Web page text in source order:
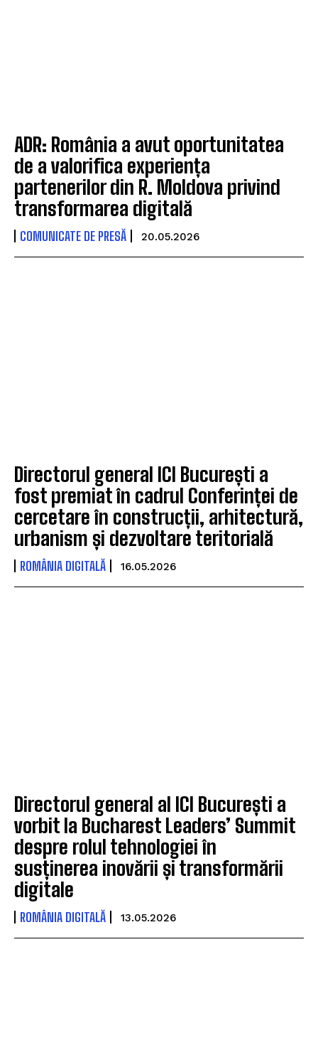
ADR: România a avut oportunitatea
de a valorifica experiența
partenerilor din R. Moldova privind
transformarea digitală
COMUNICATE DE PRESĂ 20.05.2026
Directorul general ICI București a
fost premiat în cadrul Conferinței de
cercetare în construcții, arhitectură,
urbanism și dezvoltare teritorială
ROMÂNIA DIGITALĂ 16.05.2026
Directorul general al ICI București a
vorbit la Bucharest Leaders’ Summit
despre rolul tehnologiei în
susținerea inovării și transformării
digitale
ROMÂNIA DIGITALĂ 13.05.2026